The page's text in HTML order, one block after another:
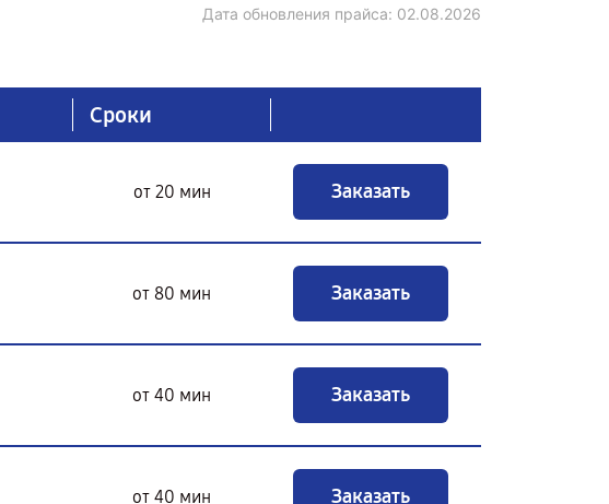
Дата обновления прайса: 02.08.2026
Сроки
от 20 мин Заказать
от 80 мин Заказать
от 40 мин Заказать
от 40 мин Заказать